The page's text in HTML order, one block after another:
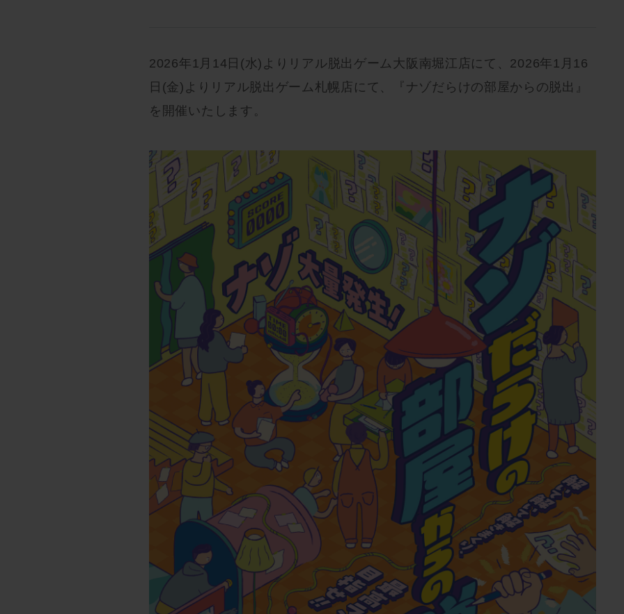
2026年1月14日(水)よりリアル脱出ゲーム大阪南堀江店にて、2026年1月16
日(金)よりリアル脱出ゲーム札幌店にて、『ナゾだらけの部屋からの脱出』
を開催いたします。